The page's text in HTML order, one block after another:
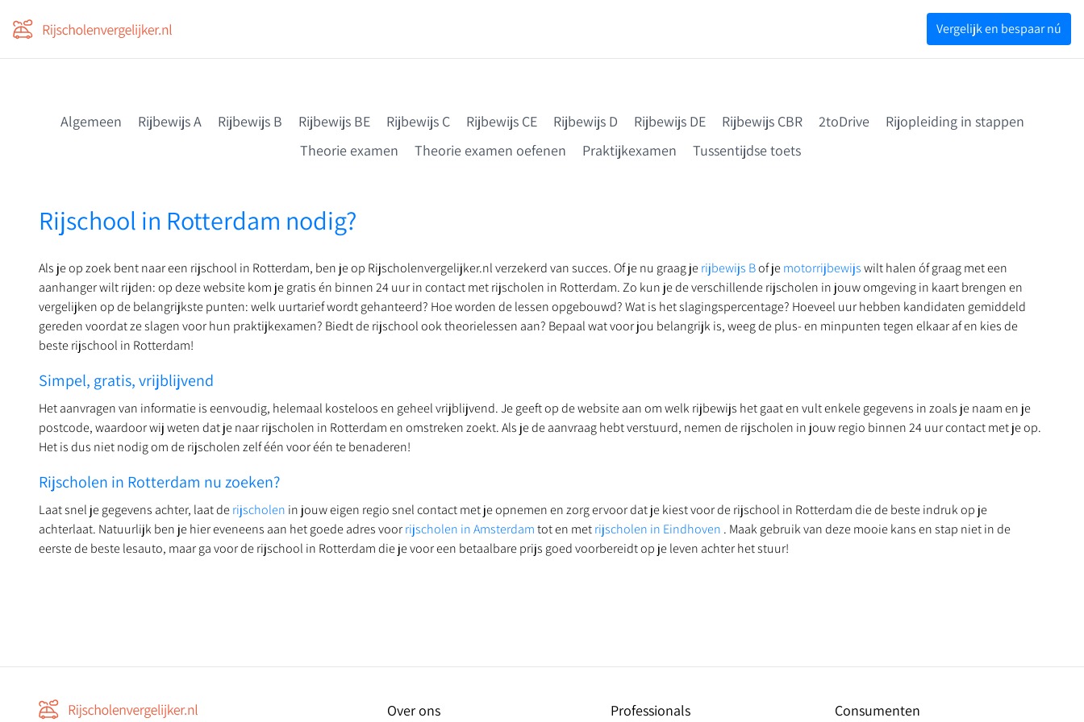
Vergelijk en bespaar nú
Algemeen Rijbewijs A Rijbewijs B Rijbewijs BE Rijbewijs C Rijbewijs CE Rijbewijs D Rijbewijs DE Rijbewijs CBR 2toDrive
Rijopleiding in stappen
Theorie examen
Theorie examen oefenen Praktijkexamen Tussentijdse toets
Rijschool in Rotterdam nodig?
Als je op zoek bent naar een rijschool in Rotterdam, ben je op Rijscholenvergelijker.nl verzekerd van succes. Of je nu graag jerijbewijs Bof jemotorrijbewijswilt halen óf graag met een
aanhanger wilt rijden: op deze website kom je gratis én binnen 24 uur in contact met rijscholen in Rotterdam. Zo kun je de verschillende rijscholen in jouw omgeving in kaart brengen en
vergelijken op de belangrijkste punten: welk uurtarief wordt gehanteerd? Hoe worden de lessen opgebouwd? Wat is het slagingspercentage? Hoeveel uur hebben kandidaten gemiddeld
gereden voordat ze slagen voor hun praktijkexamen? Biedt de rijschool ook theorielessen aan? Bepaal wat voor jou belangrijk is, weeg de plus- en minpunten tegen elkaar af en kies de
beste rijschool in Rotterdam!
Simpel, gratis, vrijblijvend
Het aanvragen van informatie is eenvoudig, helemaal kosteloos en geheel vrijblijvend. Je geeft op de website aan om welk rijbewijs het gaat en vult enkele gegevens in zoals je naam en je
postcode, waardoor wij weten dat je naar rijscholen in Rotterdam en omstreken zoekt. Als je de aanvraag hebt verstuurd, nemen de rijscholen in jouw regio binnen 24 uur contact met je op.
Het is dus niet nodig om de rijscholen zelf één voor één te benaderen!
Rijscholen in Rotterdam nu zoeken?
Laat snel je gegevens achter, laat derijscholen in jouw eigen regio snel contact met je opnemen en zorg ervoor dat je kiest voor de rijschool in Rotterdam die de beste indruk op je
achterlaat. Natuurlijk ben je hier eveneens aan het goede adres voorrijscholen in Amsterdamtot en metrijscholen in Eindhoven . Maak gebruik van deze mooie kans en stap niet in de
eerste de beste lesauto, maar ga voor de rijschool in Rotterdam die je voor een betaalbare prijs goed voorbereidt op je leven achter het stuur!
Over ons Professionals Consumenten